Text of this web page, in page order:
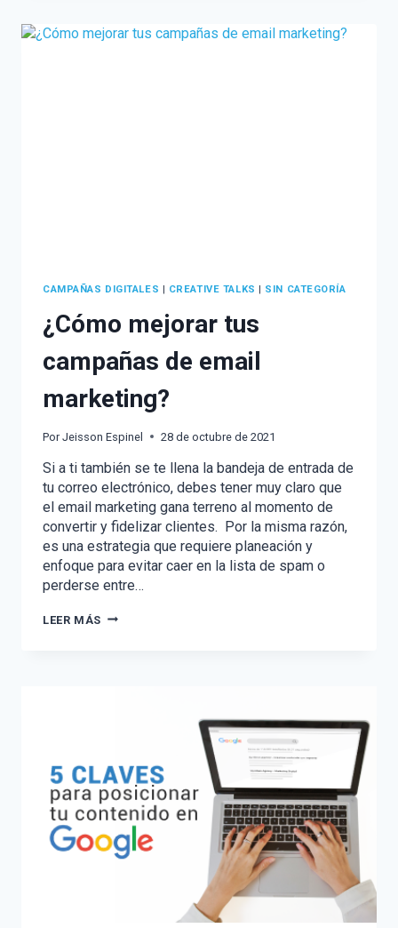
MARCA?
EL
CAMPAÑAS DIGITALES | CREATIVE TALKS | SIN CATEGORÍA
¿Cómo mejorar tus
campañas de email
marketing?
Por Jeisson Espinel 28 de octubre de 2021
Si a ti también se te llena la bandeja de entrada de
tu correo electrónico, debes tener muy claro que
el email marketing gana terreno al momento de
convertir y fidelizar clientes. Por la misma razón,
es una estrategia que requiere planeación y
enfoque para evitar caer en la lista de spam o
perderse entre…
LEER MÁS ¿CÓMO